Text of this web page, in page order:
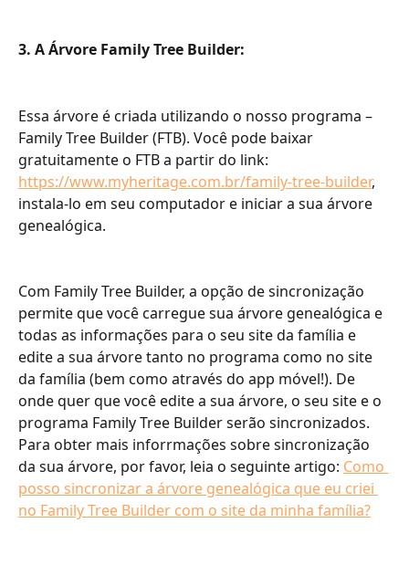
3. A Árvore Family Tree Builder:
Essa árvore é criada utilizando o nosso programa –
Family Tree Builder (FTB). Você pode baixar
gratuitamente o FTB a partir do link:
https://www.myheritage.com.br/family-tree-builder,
instala-lo em seu computador e iniciar a sua árvore
genealógica.
Com Family Tree Builder, a opção de sincronização
permite que você carregue sua árvore genealógica e
todas as informações para o seu site da família e
edite a sua árvore tanto no programa como no site
da família (bem como através do app móvel!). De
onde quer que você edite a sua árvore, o seu site e o
programa Family Tree Builder serão sincronizados.
Para obter mais inforrmações sobre sincronização
da sua árvore, por favor, leia o seguinte artigo: Como
posso sincronizar a árvore genealógica que eu criei
no Family Tree Builder com o site da minha família?